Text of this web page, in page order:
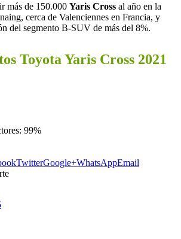
más de 150.000 Yaris Cross al año en la
cerca de Valenciennes en Francia, y
del segmento B-SUV de más del 8%.
Toyota Yaris Cross 2021
99%
TwitterGoogle+WhatsAppEmail